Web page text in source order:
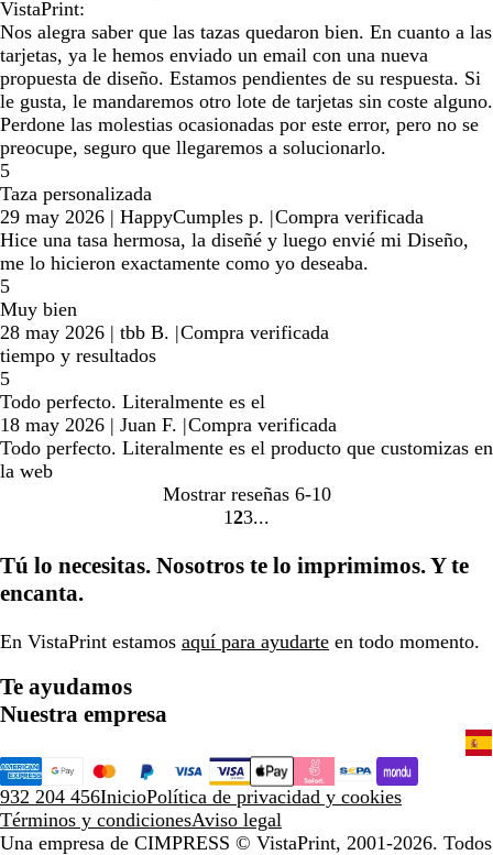
VistaPrint:
Nos alegra saber que las tazas quedaron bien. En cuanto a las
tarjetas, ya le hemos enviado un email con una nueva
propuesta de diseño. Estamos pendientes de su respuesta. Si
le gusta, le mandaremos otro lote de tarjetas sin coste alguno.
Perdone las molestias ocasionadas por este error, pero no se
preocupe, seguro que llegaremos a solucionarlo.
5
Taza personalizada
29 may 2026 | HappyCumples p. |Compra verificada
Hice una tasa hermosa, la diseñé y luego envié mi Diseño,
me lo hicieron exactamente como yo deseaba.
5
Muy bien
28 may 2026 | tbb B. |Compra verificada
tiempo y resultados
5
Todo perfecto. Literalmente es el
18 may 2026 | Juan F. |Compra verificada
Todo perfecto. Literalmente es el producto que customizas en
la web
Mostrar reseñas 6-10
Ir
la
1 Ir
la
2Ir
la
3
Tú lo necesitas. Nosotros te lo imprimimos. Y te
encanta.
En VistaPrint estamos aquí para ayudarte en todo momento.
Te ayudamos
Nuestra empresa
932 204 456InicioPolítica de privacidad y cookies
Términos y condicionesAviso legal
Una empresa de CIMPRESS © VistaPrint, 2001-2026. Todos